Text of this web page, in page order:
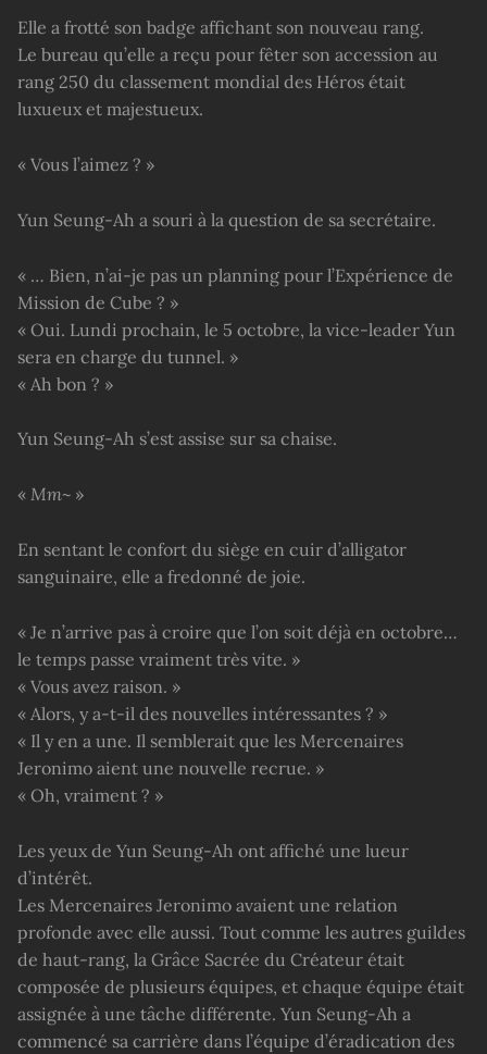
Elle a frotté son badge affichant son nouveau rang.
Le bureau qu’elle a reçu pour fêter son accession au
rang 250 du classement mondial des Héros était
luxueux et majestueux.
« Vous l’aimez ? »
Yun Seung-Ah a souri à la question de sa secrétaire.
« … Bien, n’ai-je pas un planning pour l’Expérience de
Mission de Cube ? »
« Oui. Lundi prochain, le 5 octobre, la vice-leader Yun
sera en charge du tunnel. »
« Ah bon ? »
Yun Seung-Ah s’est assise sur sa chaise.
« Mm~ »
En sentant le confort du siège en cuir d’alligator
sanguinaire, elle a fredonné de joie.
« Je n’arrive pas à croire que l’on soit déjà en octobre…
le temps passe vraiment très vite. »
« Vous avez raison. »
« Alors, y a-t-il des nouvelles intéressantes ? »
« Il y en a une. Il semblerait que les Mercenaires
Jeronimo aient une nouvelle recrue. »
« Oh, vraiment ? »
Les yeux de Yun Seung-Ah ont affiché une lueur
d’intérêt.
Les Mercenaires Jeronimo avaient une relation
profonde avec elle aussi. Tout comme les autres guildes
de haut-rang, la Grâce Sacrée du Créateur était
composée de plusieurs équipes, et chaque équipe était
assignée à une tâche différente. Yun Seung-Ah a
commencé sa carrière dans l’équipe d’éradication des